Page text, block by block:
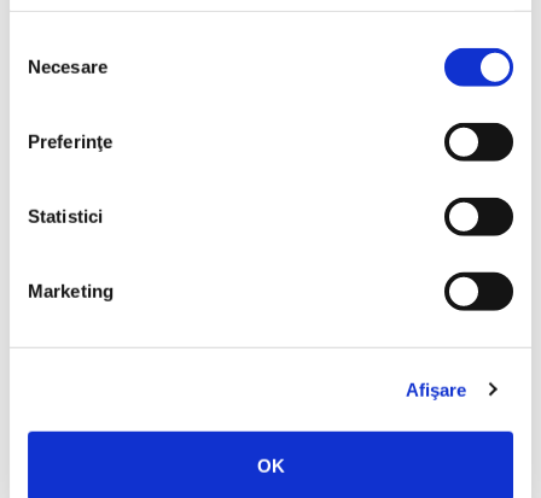
consimțământului
Necesare
Preferinţe
Statistici
Marketing
Afişare
OK
Lumea noastră orwelliană